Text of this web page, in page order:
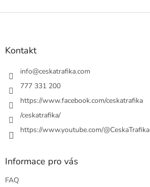
Z
Kontakt
info@ceskatrafika.com
777 331 200
https://www.facebook.com/ceskatrafika
/ceskatrafika/
https://www.youtube.com/@CeskaTrafika
Informace pro vás
FAQ